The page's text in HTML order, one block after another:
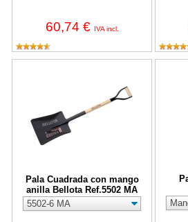
60,74 € IVA incl.
Pala Cuadrada con mango
anilla Bellota Ref.5502 MA
Pala Cuadrada con mango anilla Pala